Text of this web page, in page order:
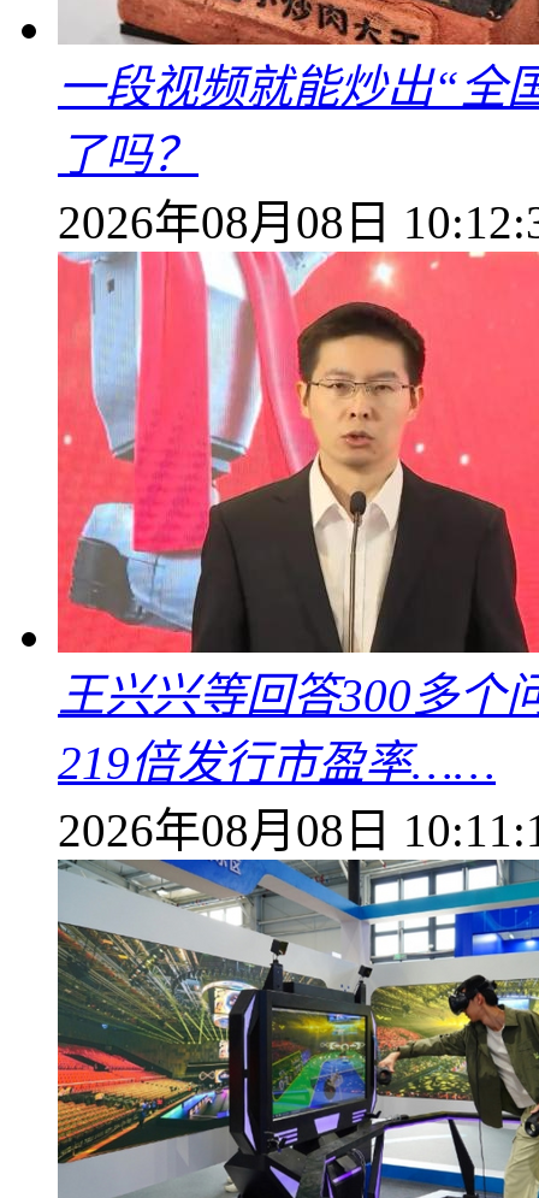
一段视频就能炒出“全
了吗？
2026年08月08日
王兴兴等回答300多个
219倍发行市盈率……
2026年08月08日